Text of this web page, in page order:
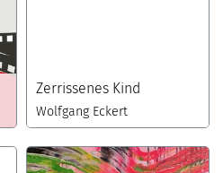
Zerrissenes Kind
Wolfgang Eckert